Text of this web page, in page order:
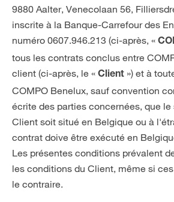
9880 Aalter, Venecolaan 56,
inscrite à la Banque-Carrefour des
numéro 0607.946.213 (ci-après, «
tous les contrats conclus entre
client (ci-après, le « Client ») et à
COMPO Benelux, sauf convention
écrite des parties concernées, que
Client soit situé en Belgique ou à
contrat doive être exécuté en
Les présentes conditions prévalent
les conditions du Client, même si
le contraire.